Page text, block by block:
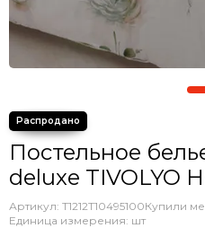
Постельное
deluxe TIVOLYO
Артикул: T1212T10495100Купили
Единица измерения: шт